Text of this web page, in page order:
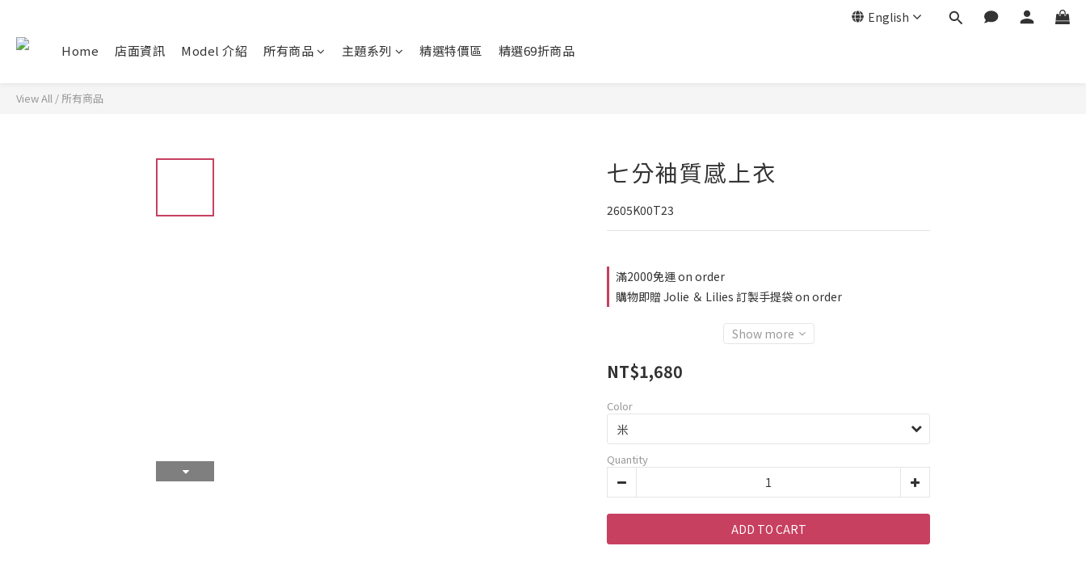
English
Home 店面資訊 Model 介紹 所有商品 主題系列 精選特價區 精選69折商品
View All / 所有商品
七分袖質感上衣
2605K00T23
滿2000免運 on order
購物即贈 Jolie ＆ Lilies 訂製手提袋 on order
Show more
NT$1,680
Color
Quantity
ADD TO CART